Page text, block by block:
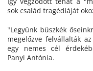
sok család tragédiáját
"Legyünk büszkék
megelőzve felvállalták
egy nemes cél
Panyi Antónia.